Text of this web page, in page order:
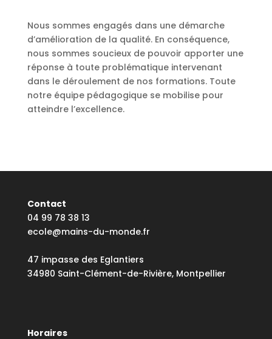
Nous sommes engagés dans une démarche
d’amélioration de la qualité. En conséquence,
nous sommes soucieux de pouvoir apporter une
réponse à toute problématique intervenant
dans le déroulement de nos formations. Toute
notre équipe pédagogique se mobilise pour
atteindre l’excellence.
Contact
04 99 78 38 13
ecole@mains-du-monde.fr
47 impasse des Eglantiers
34980 Saint-Clément-de-Rivière, Montpellier
Horaires